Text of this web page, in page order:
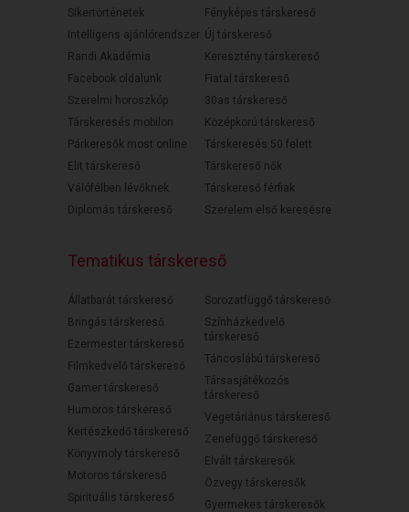
Sikertörténetek
Intelligens ajánlórendszer
Randi Akadémia
Facebook oldalunk
Szerelmi horoszkóp
Társkeresés mobilon
Párkeresők most online
Elit társkereső
Válófélben lévőknek
Diplomás társkereső
Fényképes társkereső
Új társkereső
Keresztény társkereső
Fiatal társkereső
30as társkereső
Középkorú társkereső
Társkeresés 50 felett
Társkereső nők
Társkereső férfiak
Szerelem első keresésre
Tematikus társkereső
Állatbarát társkereső
Bringás társkereső
Ezermester társkereső
Filmkedvelő társkereső
Gamer társkereső
Humoros társkereső
Kertészkedő társkereső
Könyvmoly társkereső
Motoros társkereső
Spirituális társkereső
Sorozatfüggő társkereső
Színházkedvelő
társkereső
Táncoslábú társkereső
Társasjátékozós
társkereső
Vegetáriánus társkereső
Zenefüggő társkereső
Elvált társkeresők
Özvegy társkeresők
Gyermekes társkeresők